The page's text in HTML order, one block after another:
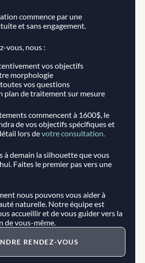
commence par une
et sans engagement.
vous, nous :
vos objectifs
morphologie
vos questions
plan de traitement sur mesure
commencent à 1600$, le
de vos objectifs spécifiques et
lors de votre consultation.
à demain la silhouette que vous
Faites le premier pas vers une
nous pouvons vous aider à
naturelle. Notre équipe est
accueillir et de vous guider vers la
de vous-même.
RENDEZ-VOUS